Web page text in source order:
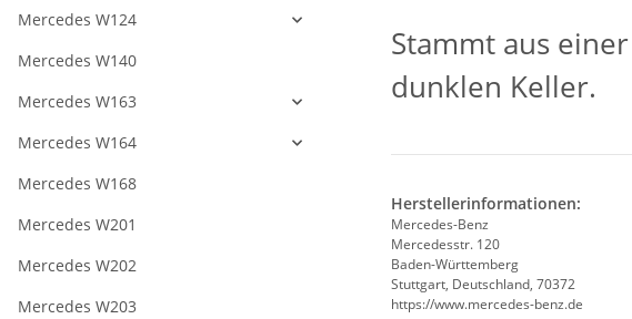
Stammt aus
dunklen Keller.
Herstellerinformationen:
Mercedes-Benz
Mercedesstr. 120
Baden-Württemberg
Stuttgart, Deutschland, 70372
https://www.mercedes-benz.de
Mercedes W124
Mercedes W140
Mercedes W163
Mercedes W164
Mercedes W168
Mercedes W201
Mercedes W202
Mercedes W203